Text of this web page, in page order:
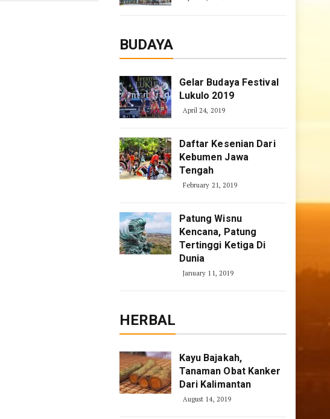
BUDAYA
Gelar Budaya Festival
Lukulo 2019
April 24, 2019
Daftar Kesenian Dari
Kebumen Jawa
Tengah
February 21, 2019
Patung Wisnu
Kencana, Patung
Tertinggi Ketiga Di
Dunia
January 11, 2019
HERBAL
Kayu Bajakah,
Tanaman Obat Kanker
Dari Kalimantan
August 14, 2019